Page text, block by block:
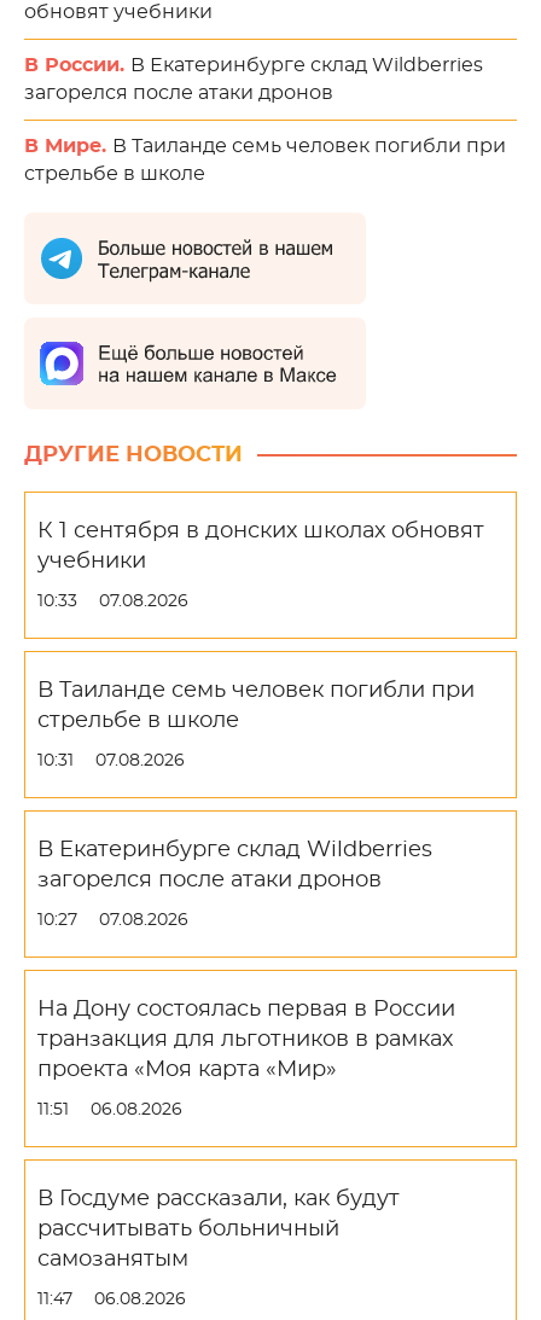
обновят учебники
В России. В Екатеринбурге склад Wildberries
загорелся после атаки дронов
В Мире. В Таиланде семь человек погибли при
стрельбе в школе
ДРУГИЕ НОВОСТИ
К 1 сентября в донских школах обновят
учебники
10:33 07.08.2026
В Таиланде семь человек погибли при
стрельбе в школе
10:31 07.08.2026
В Екатеринбурге склад Wildberries
загорелся после атаки дронов
10:27 07.08.2026
На Дону состоялась первая в России
транзакция для льготников в рамках
проекта «Моя карта «Мир»
11:51 06.08.2026
В Госдуме рассказали, как будут
рассчитывать больничный
самозанятым
11:47 06.08.2026